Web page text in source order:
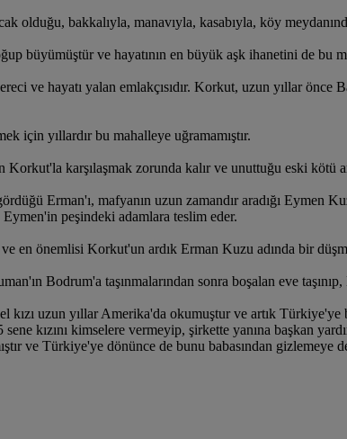
olduğu, bakkalıyla, manavıyla, kasabıyla, köy
büyümüştür ve hayatının en büyük aşk ihanetini de bu
ve hayatı yalan emlakçısıdır. Korkut, uzun yıllar
için yıllardır bu mahalleye uğramamıştır.
karşılaşmak zorunda kalır ve unuttuğu eski kötü
Erman'ı, mafyanın uzun zamandır aradığı Eymen
peşindeki adamlara teslim eder.
ve en önemlisi Korkut'un ardık Erman Kuzu adında bir
Bodrum'a taşınmalarından sonra boşalan eve
kızı uzun yıllar Amerika'da okumuştur ve artık
kızını kimselere vermeyip, şirkette yanına başkan
ve Türkiye'ye dönünce de bunu babasından gizlemeye